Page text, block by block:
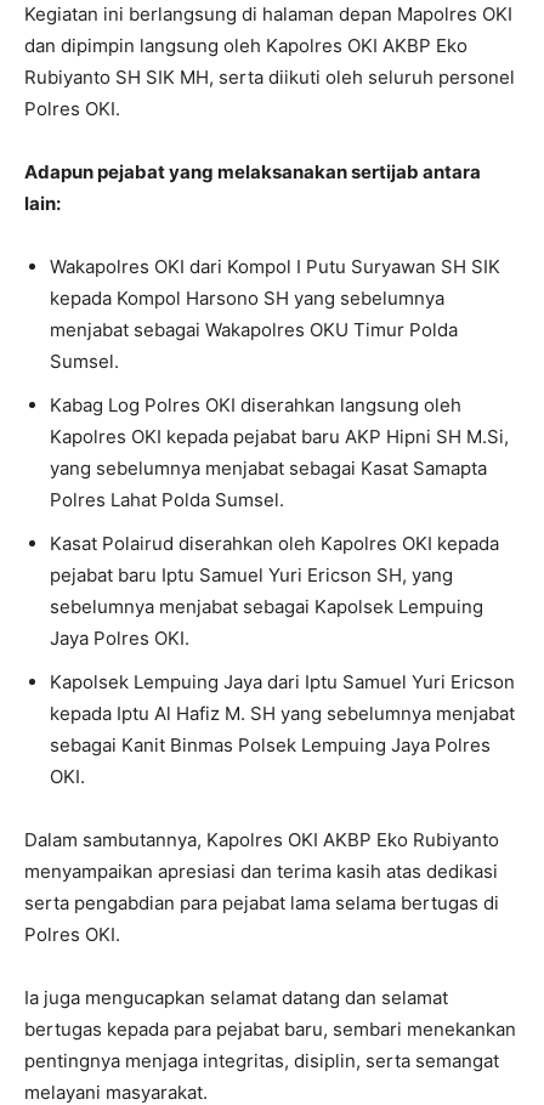
Kegiatan ini berlangsung di halaman depan Mapolres OKI
dan dipimpin langsung oleh Kapolres OKI AKBP Eko
Rubiyanto SH SIK MH, serta diikuti oleh seluruh personel
Polres OKI.
Adapun pejabat yang melaksanakan sertijab antara
lain:
Wakapolres OKI dari Kompol I Putu Suryawan SH SIK
kepada Kompol Harsono SH yang sebelumnya
menjabat sebagai Wakapolres OKU Timur Polda
Sumsel.
Kabag Log Polres OKI diserahkan langsung oleh
Kapolres OKI kepada pejabat baru AKP Hipni SH M.Si,
yang sebelumnya menjabat sebagai Kasat Samapta
Polres Lahat Polda Sumsel.
Kasat Polairud diserahkan oleh Kapolres OKI kepada
pejabat baru Iptu Samuel Yuri Ericson SH, yang
sebelumnya menjabat sebagai Kapolsek Lempuing
Jaya Polres OKI.
Kapolsek Lempuing Jaya dari Iptu Samuel Yuri Ericson
kepada Iptu Al Hafiz M. SH yang sebelumnya menjabat
sebagai Kanit Binmas Polsek Lempuing Jaya Polres
OKI.
Dalam sambutannya, Kapolres OKI AKBP Eko Rubiyanto
menyampaikan apresiasi dan terima kasih atas dedikasi
serta pengabdian para pejabat lama selama bertugas di
Polres OKI.
Ia juga mengucapkan selamat datang dan selamat
bertugas kepada para pejabat baru, sembari menekankan
pentingnya menjaga integritas, disiplin, serta semangat
melayani masyarakat.